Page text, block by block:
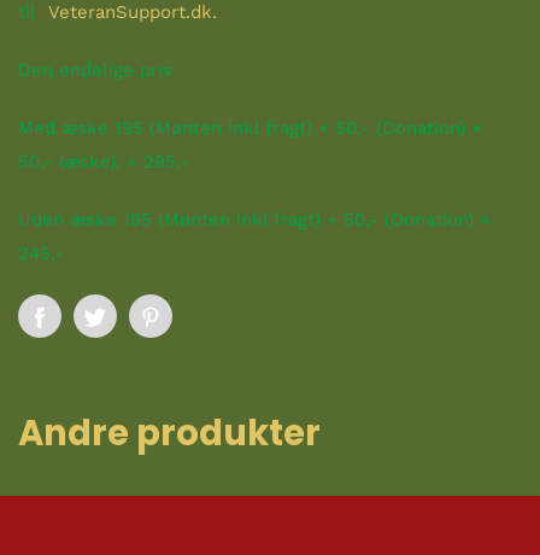
til VeteranSupport.dk.
Den endelige pris
Med æske 195 (Mønten inkl fragt) + 50,- (Donation) +
50,- (æske), = 295,-
Uden æske 195 (Mønten inkl fragt) + 50,- (Donation) =
245,-
A ndre produkter